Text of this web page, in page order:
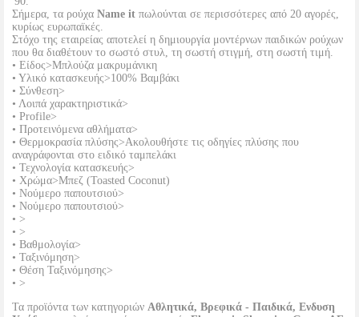
Σήμερα, τα ρούχα Name it πωλούνται σε περισσότερες από 20 αγορές,
κυρίως ευρωπαϊκές.
Στόχο της εταιρείας αποτελεί η δημιουργία μοντέρνων παιδικών ρούχων
που θα διαθέτουν το σωστό στυλ, τη σωστή στιγμή, στη σωστή τιμή.
• Είδος>Μπλούζα μακρυμάνικη
• Υλικό κατασκευής>100% Βαμβάκι
• Σύνθεση>
• Λοιπά χαρακτηριστικά>
• Profile>
• Προτεινόμενα αθλήματα>
• Θερμοκρασία πλύσης>Ακολουθήστε τις οδηγίες πλύσης που
αναγράφονται στο ειδικό ταμπελάκι
• Τεχνολογία κατασκευής>
• Χρώμα>Μπεζ (Toasted Coconut)
• Νούμερο παπουτσιού>
• Νούμερο παπουτσιού>
• >
• >
• Βαθμολογία>
• Ταξινόμηση>
• Θέση Ταξινόμησης>
• >
Τα προϊόντα των κατηγοριών Αθλητικά, Βρεφικά - Παιδικά, Ενδυση